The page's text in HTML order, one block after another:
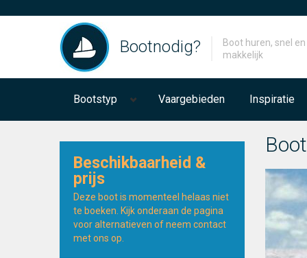
Bootnodig?
Boot huren, snel en
makkelijk
Bootstyp Vaargebieden Inspiratie
Beschikbaarheid &
prijs
Deze boot is momenteel helaas niet
te boeken. Kijk onderaan de pagina
voor alternatieven of neem contact
met ons op.